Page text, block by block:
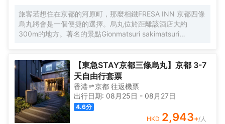
旅客若想住在京都的河原町，那麼相鐵FRESA INN 京都四條
烏丸將會是一個便捷的選擇。烏丸位於距離該酒店大約
300m的地方。著名的景點Gionmatsuri sakimatsuri
間設施齊全的客房都配備有空調、液晶電視機和房間內高速
上網。電熱水壺和咖啡壺/茶壺可供使用，便捷的客房設施定
能讓您倍感舒適。浴室配有拖鞋、24小時熱水和浴缸。 酒店
提供的休閒設施，旨在為旅客營造多姿多彩、奢華完美的住
宿體驗。酒店設有24小時前台諮詢服務，為下榻至此的您提
供最貼心的行程安排。
【東急STAY京都三條烏丸】京都 3-7
天自由行套票
香港 京都 往返機票
出行日期: 08月25日 - 08月27日
4.6分
HKD 2,943+/人